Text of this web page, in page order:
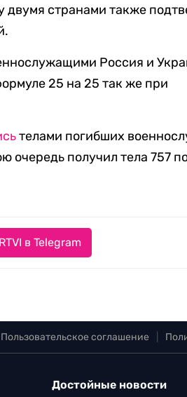
странами также
Россия и
25 на 25 так же при
телами погибших
очередь получил тела 757
в Telegram
Пользовательское соглашение
Достойные новости